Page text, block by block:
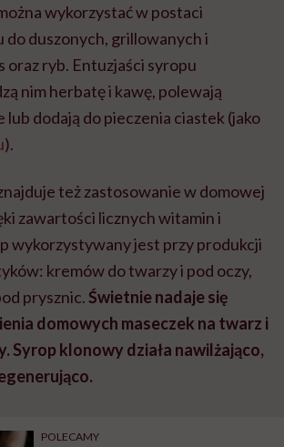
wykorzystać w postaci
do duszonych, grillowanych i
oraz ryb. Entuzjaści syropu
nim herbatę i kawę, polewają
lub dodają do pieczenia ciastek (jako
).
też zastosowanie w domowej
zawartości licznych witamin i
wykorzystywany jest przy produkcji
kremów do twarzy i pod oczy,
prysznic.Świetnie nadaje się
domowych maseczek na twarz i
Syrop klonowy działa nawilżająco,
POLECAMY